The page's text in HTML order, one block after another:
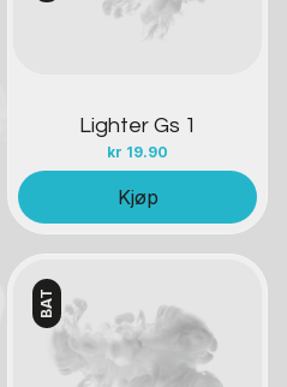
Lighter Gs 1
kr 19.90
Kjøp
BAT
Kontakt oss